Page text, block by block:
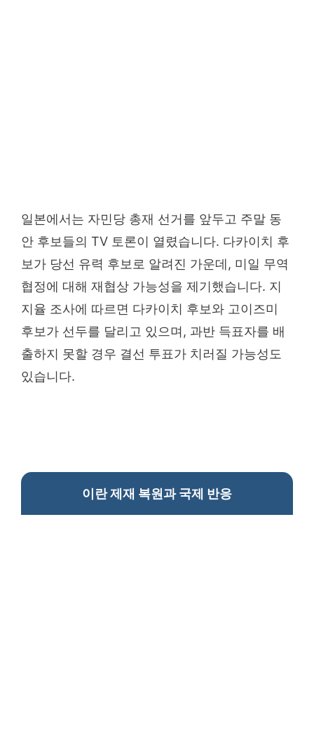
일본에서는 자민당 총재 선거를 앞두고 주말 동
안 후보들의 TV 토론이 열렸습니다. 다카이치 후
보가 당선 유력 후보로 알려진 가운데, 미일 무역
협정에 대해 재협상 가능성을 제기했습니다. 지
지율 조사에 따르면 다카이치 후보와 고이즈미
후보가 선두를 달리고 있으며, 과반 득표자를 배
출하지 못할 경우 결선 투표가 치러질 가능성도
있습니다.
이란 제재 복원과 국제 반응